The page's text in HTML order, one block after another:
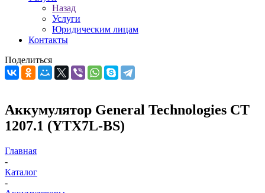
Назад
Услуги
Юридическим лицам
Контакты
Поделиться
Аккумулятор General Technologies CT
1207.1 (YTX7L-BS)
Главная
-
Каталог
-